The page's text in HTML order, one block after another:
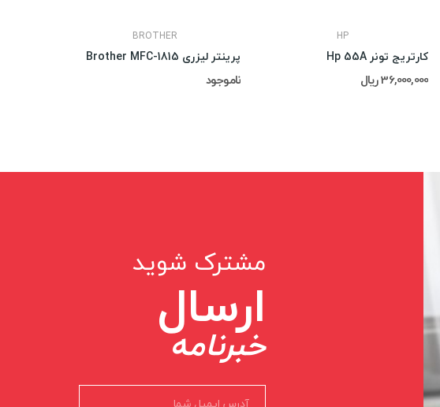
BROTHER
پرینتر لیزری Brother MFC-1815
ناموجود
HP
کارتریج تونر Hp 55A
36,000,000 ریال
مشترک شوید
ارسال
خبرنامه